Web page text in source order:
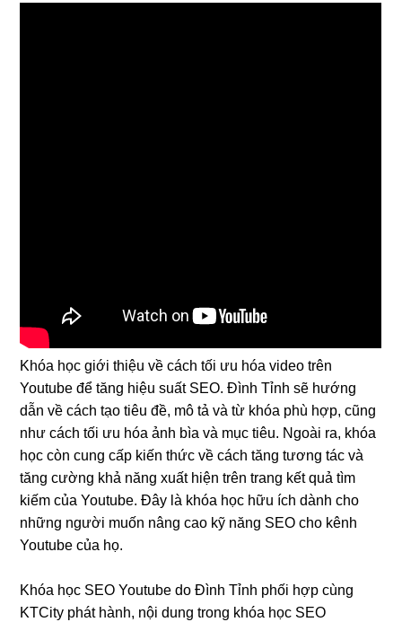
Khóa học giới thiệu về cách tối ưu hóa video trên
Youtube để tăng hiệu suất SEO. Đình Tỉnh sẽ hướng
dẫn về cách tạo tiêu đề, mô tả và từ khóa phù hợp, cũng
như cách tối ưu hóa ảnh bìa và mục tiêu. Ngoài ra, khóa
học còn cung cấp kiến thức về cách tăng tương tác và
tăng cường khả năng xuất hiện trên trang kết quả tìm
kiếm của Youtube. Đây là khóa học hữu ích dành cho
những người muốn nâng cao kỹ năng SEO cho kênh
Youtube của họ.
Khóa học SEO Youtube do Đình Tỉnh phối hợp cùng
KTCity phát hành, nội dung trong khóa học SEO